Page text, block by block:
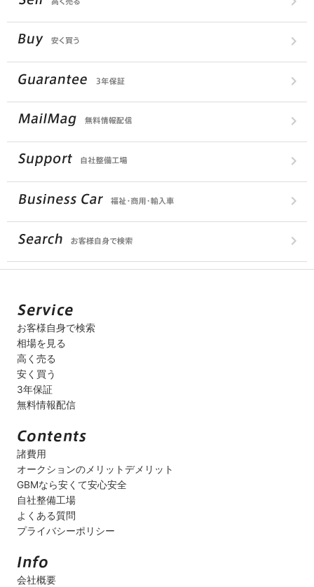
お客様自身で検索
相場を見る
高く売る
安く買う
3年保証
無料情報配信
諸費用
オークションのメリットデメリット
GBMなら安くて安心安全
自社整備工場
よくある質問
プライバシーポリシー
会社概要